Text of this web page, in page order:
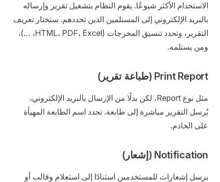
الاستخدام الأكثر شيوعًا. يقوم النظام بتشغيل تقرير وإرساله
بالبريد الإلكتروني إلى المستلمين الذين تحددهم. ستختار تعريف
التقرير، وتحدد تنسيق المخرجات (HTML، PDF، Excel، …)،
ومن يستلمه.
Print Report (طباعة تقرير)
مثل نوع Report، لكن بدلًا من الإرسال بالبريد الإلكتروني،
يُرسل التقرير مباشرة إلى طابعة. تحدد اسم الطابعة المهيأة
على الخادم.
Notification (إشعار)
يرسل إشعارات للمستخدمين استنادًا إلى استعلام وقالب أو